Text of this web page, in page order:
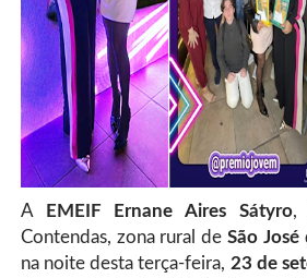
A EMEIF Ernane Aires Sátyro,
Contendas, zona rural de São José
na noite desta terça-feira, 23 de